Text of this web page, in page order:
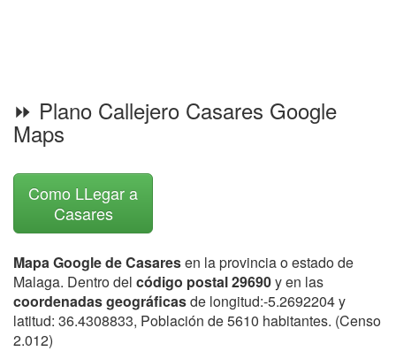
⏩ Plano Callejero Casares Google
Maps
Como LLegar a
Casares
Mapa Google de Casaresen la provincia o estado de
Malaga. Dentro del código postal 29690y en las
coordenadas geográficasde longitud:-5.2692204 y
latitud: 36.4308833, Población de 5610 habitantes. (Censo
2.012)